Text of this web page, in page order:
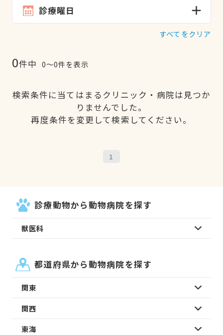
診療曜日
すべてをクリア
0件中 0〜0件を表示
検索条件に当てはまるクリニック・病院は見つか
りませんでした。
再度条件を変更して検索してください。
1
診療動物から動物病院を探す
獣医科
都道府県から動物病院を探す
関東
関西
東海